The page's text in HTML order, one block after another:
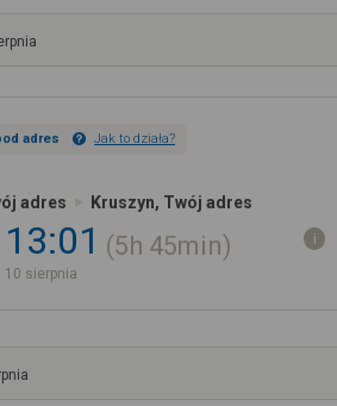
adres Jak to działa?
adres Kruszyn, Twój adres
13:01
10 sierpnia
5h 45min